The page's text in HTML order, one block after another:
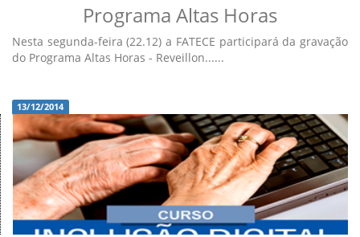
Programa Altas Horas
Nesta segunda-feira (22.12) a FATECE participará da gravação
do Programa Altas Horas - Reveillon......
13/12/2014